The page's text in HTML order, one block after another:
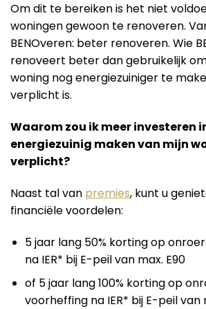
Om dit te bereiken is het niet
woningen gewoon te renoveren.
BENOveren: beter renoveren. Wie
renoveert beter dan gebruikelijk
woning nog energiezuiniger te
verplicht is.
Waarom zou ik meer investeren
energiezuinig maken van mijn
verplicht?
Naast tal van premies, kunt u
financiële voordelen:
5 jaar lang 50% korting op
na IER* bij E-peil van max. E90
of 5 jaar lang 100% korting op
voorheffing na IER* bij E-peil van